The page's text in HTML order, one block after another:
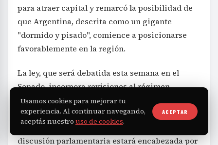
para atraer capital y remarcó la posibilidad de
que Argentina, descrita como un gigante
"dormido y pisado", comience a posicionarse
favorablemente en la región.
La ley, que será debatida esta semana en el
Senado, incorpora revisiones al régimen
vigente, estableciendo límites claros que
marcarán el acceso de personas no residentes a
la tierra como un recurso estratégico. La
discusión parlamentaria estará encabezada por
Usamos cookies para mejorar tu
experiencia. Al continuar navegando,
aceptás nuestro uso de cookies.
ACEPTAR